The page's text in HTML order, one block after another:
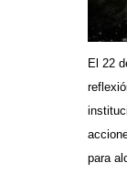
El 22
para